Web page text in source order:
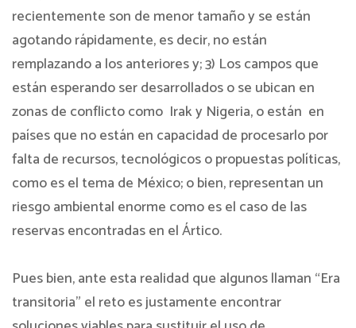
recientemente son de menor tamaño y se están
agotando rápidamente, es decir, no están
remplazando a los anteriores y; 3) Los campos que
están esperando ser desarrollados o se ubican en
zonas de conflicto como Irak y Nigeria, o están en
países que no están en capacidad de procesarlo por
falta de recursos, tecnológicos o propuestas políticas,
como es el tema de México; o bien, representan un
riesgo ambiental enorme como es el caso de las
reservas encontradas en el Ártico.
Pues bien, ante esta realidad que algunos llaman “Era
transitoria” el reto es justamente encontrar